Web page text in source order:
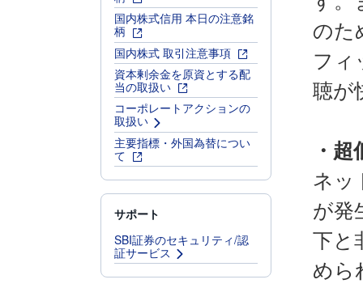
国内株式信用 本日の注意銘
柄
国内株式 取引注意事項
資本剰余金を原資とする配
当の取扱い
コーポレートアクションの
取扱い
主要指標・外国為替につい
て
サポート
SBI証券のセキュリティ/認
証サービス
のた
フィ
聴が
・超
ネッ
が発
下と
めら